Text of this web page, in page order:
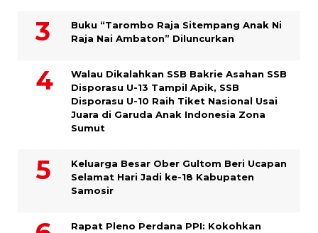
Buku “Tarombo Raja Sitempang Anak Ni
Raja Nai Ambaton” Diluncurkan
Walau Dikalahkan SSB Bakrie Asahan SSB
Disporasu U-13 Tampil Apik, SSB
Disporasu U-10 Raih Tiket Nasional Usai
Juara di Garuda Anak Indonesia Zona
Sumut
Keluarga Besar Ober Gultom Beri Ucapan
Selamat Hari Jadi ke-18 Kabupaten
Samosir
Rapat Pleno Perdana PPI: Kokohkan